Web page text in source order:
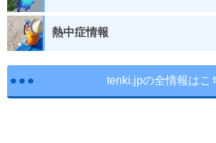
熱中症情報
tenki.jpの全情報はこ